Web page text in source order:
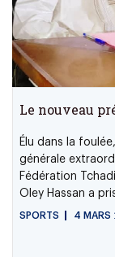
Le nouveau
Élu dans la
générale
Fédération
Oley Hassan a
SPORTS 4 MARS